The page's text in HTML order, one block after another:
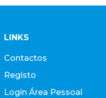
LINKS
Contactos
Registo
Login Área Pessoal